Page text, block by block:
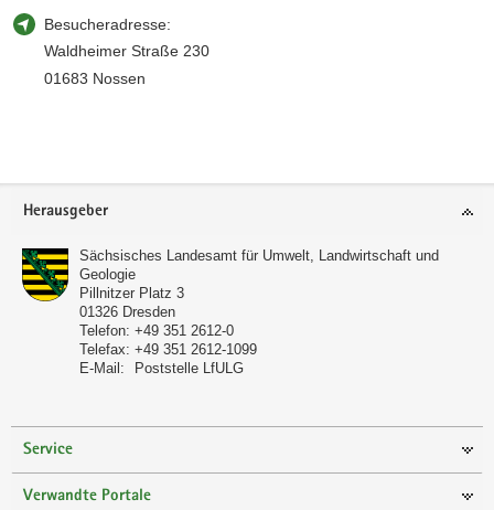
Besucheradresse:
Waldheimer Straße 230
01683 Nossen
Footer-
Herausgeber
Sächsisches Landesamt für Umwelt, Landwirtschaft und
Geologie
Pillnitzer Platz 3
01326 Dresden
Telefon: +49 351 2612-0
Telefax: +49 351 2612-1099
E-Mail:
Poststelle LfULG
Service
Verwandte Portale